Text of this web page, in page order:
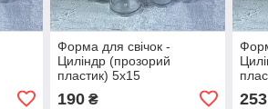
Форма для свічок -
Циліндр (прозорий
пластик) 5х15
190₴ 253